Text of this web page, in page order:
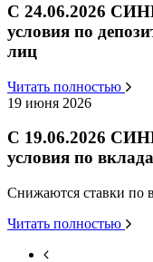
С 24.06.2026
условия по
лиц
Читать полностью
19 июня 2026
С 19.06.2026
условия по
Снижаются ставки по
Читать полностью